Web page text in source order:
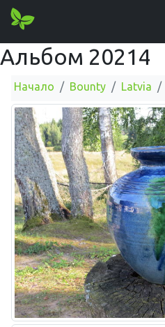
Альбом 20214
Начало Bounty Latvia